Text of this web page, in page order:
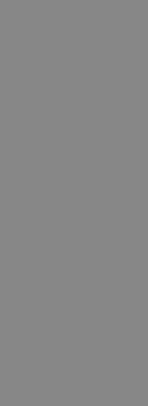
accesso per un
Universal
del
da Google.
utenti
in ogni richiesta
visitatore